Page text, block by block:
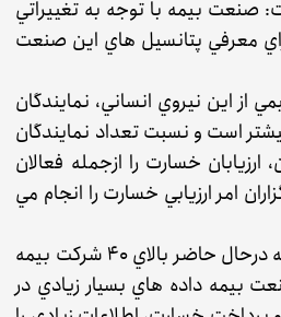
صنعت بيمه با توجه به تغييراتي
معرفي پتانسيل هاي اين صنعت
كرد: نيمي از اين نيروي انساني، نمايندگان
است و نسبت تعداد نمايندگان
خسارت را ازجمله فعالان
امر ارزيابي خسارت را انجام مي
به اعتقاد ضرابيه، صنعت بيمه فرصت هاي زيادي براي شركت هاي فناور دارد چراكه درحال حاضر بالاي 40 شركت بيمه
بيمه داده هاي بسيار زيادي در